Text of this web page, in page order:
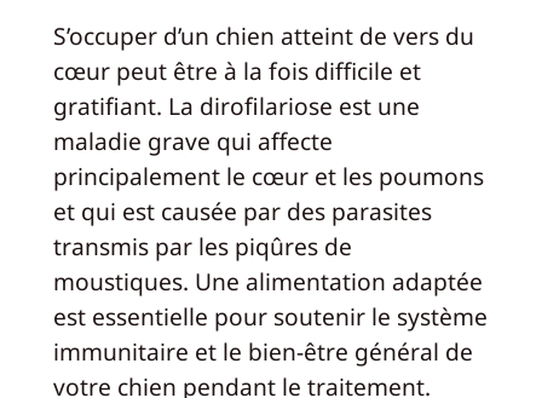
S’occuper d’un chien atteint de vers du
cœur peut être à la fois difficile et
gratifiant. La dirofilariose est une
maladie grave qui affecte
principalement le cœur et les poumons
et qui est causée par des parasites
transmis par les piqûres de
moustiques. Une alimentation adaptée
est essentielle pour soutenir le système
immunitaire et le bien-être général de
votre chien pendant le traitement.